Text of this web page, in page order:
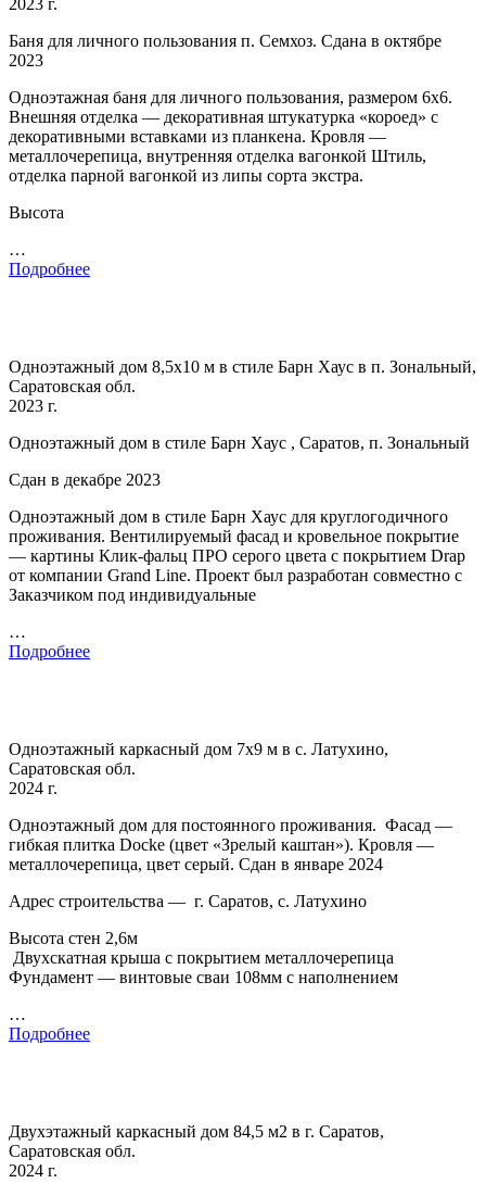
Баня для личного пользования п. Семхоз. Сдана в октябре
2023
Одноэтажная баня для личного пользования, размером 6х6.
Внешняя отделка — декоративная штукатурка «короед» с
декоративными вставками из планкена. Кровля —
металлочерепица, внутренняя отделка вагонкой Штиль,
отделка парной вагонкой из липы сорта экстра.
Высота
…
Подробнее
Одноэтажный дом 8,5х10 м в стиле Барн Хаус в п. Зональный,
Саратовская обл.
2023 г.
Одноэтажный дом в стиле Барн Хаус , Саратов, п. Зональный
Сдан в декабре 2023
Одноэтажный дом в стиле Барн Хаус для круглогодичного
проживания. Вентилируемый фасад и кровельное покрытие
— картины Клик-фальц ПРО серого цвета с покрытием Drap
от компании Grand Line. Проект был разработан совместно с
Заказчиком под индивидуальные
…
Подробнее
Одноэтажный каркасный дом 7х9 м в с. Латухино,
Саратовская обл.
2024 г.
Одноэтажный дом для постоянного проживания. Фасад —
гибкая плитка Docke (цвет «Зрелый каштан»). Кровля —
металлочерепица, цвет серый. Сдан в январе 2024
Адрес строительства — г. Саратов, с. Латухино
Высота стен 2,6м
Двухскатная крыша с покрытием металлочерепица
Фундамент — винтовые сваи 108мм с наполнением
…
Подробнее
Двухэтажный каркасный дом 84,5 м2 в г. Саратов,
Саратовская обл.
2024 г.